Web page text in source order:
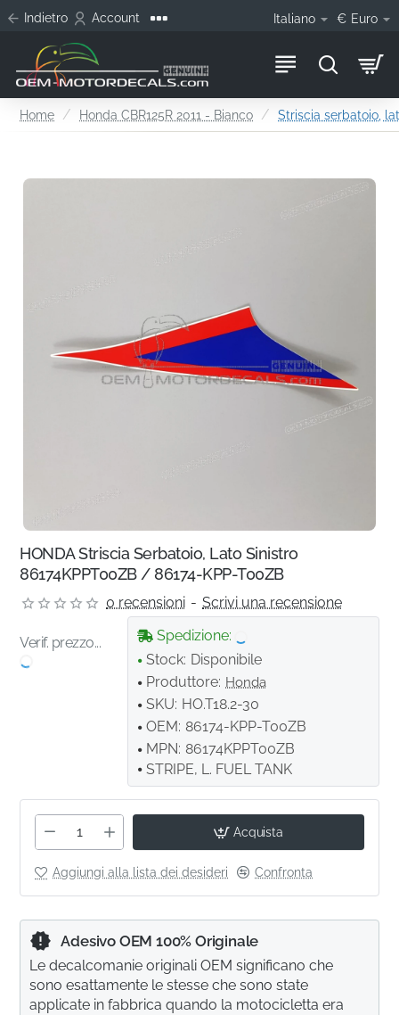
Indietro Account Italiano € Euro
HomehomeHonda CBR125R 2011 - Bianco Striscia serbatoio,
HONDA Striscia Serbatoio, Lato Sinistro
86174KPPT00ZB / 86174-KPP-T00ZB
0 recensioni - Scrivi una recensione
Verif. prezzo...
Spedizione:
Stock: Disponibile
Produttore: Honda
SKU: HO.T18.2-30
OEM: 86174-KPP-T00ZB
MPN: 86174KPPT00ZB
STRIPE, L. FUEL TANK
Acquista
Aggiungi alla lista dei desideri Confronta
Adesivo OEM 100% Originale
Le decalcomanie originali OEM significano che
sono esattamente le stesse che sono state
applicate in fabbrica quando la motocicletta era